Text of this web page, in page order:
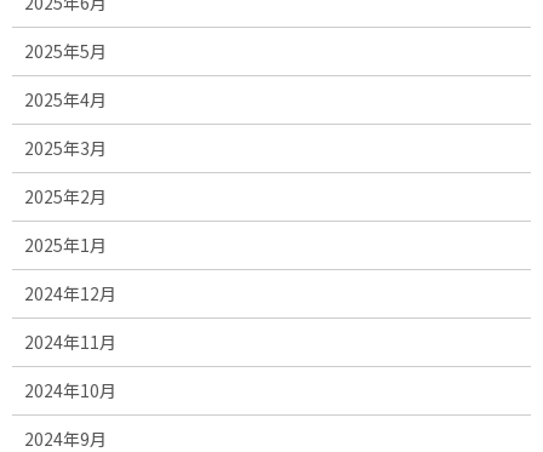
2025年5月
2025年4月
2025年3月
2025年2月
2025年1月
2024年12月
2024年11月
2024年10月
2024年9月